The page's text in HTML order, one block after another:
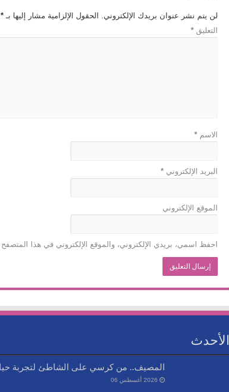
لن يتم نشر عنوان بريدك الإلكتروني. الحقول الإلزامية مشار إليها بـ*
التعليق*
الاسم*
البريد الإلكتروني*
الموقع الإلكتروني
احفظ اسمي، بريدي الإلكتروني، والموقع الإلكتروني في هذا المتصفح
الأحدث
المصيف.. من كرسي على الشاطئ لتجربة
2026 أغسطس 06